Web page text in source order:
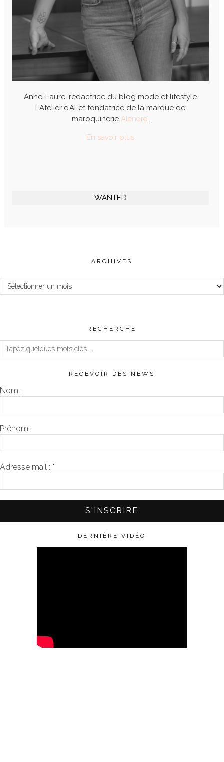
Anne-Laure, rédactrice du blog mode et lifestyle
L’Atelier d’Al et fondatrice de la marque de
maroquinerie Alénore.
En savoir plus
WANTED
ARCHIVES
Archives
RECHERCHE
RECEVOIR DES NEWS
Nom :
Prénom :
Adresse mail : *
DERNIÈRE VIDÉO